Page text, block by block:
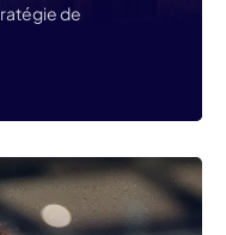
de